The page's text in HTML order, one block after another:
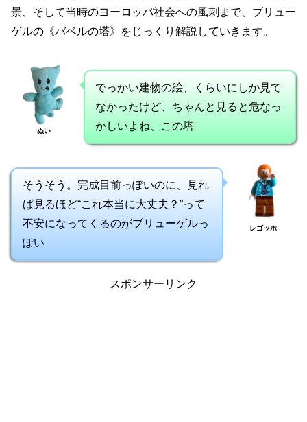
景、そして当時のヨーロッパ社会への風刺まで、ブリュー
ゲルの《バベルの塔》をじっくり解説していきます。
ぬい
でっかい建物の絵、くらいにしか見て
なかったけど、ちゃんと見ると危なっ
かしいよね、この塔
そうそう。完成目前っぽいのに、見れ
ば見るほど“これ本当に大丈夫？”って
不安になってくるのがブリューゲルっ
ぽい
レゴッホ
スポンサーリンク